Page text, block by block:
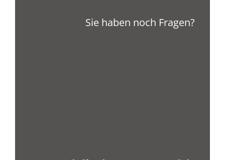
Sie haben noch Fragen?